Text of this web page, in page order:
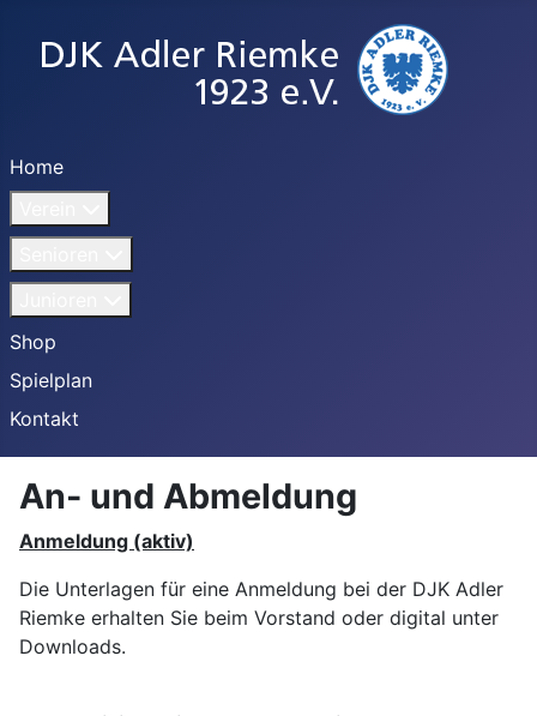
Home
Shop
Spielplan
Kontakt
An- und Abmeldung
Anmeldung (aktiv)
Die Unterlagen für eine Anmeldung bei der DJK Adler
Riemke erhalten Sie beim Vorstand oder digital unter
Downloads.